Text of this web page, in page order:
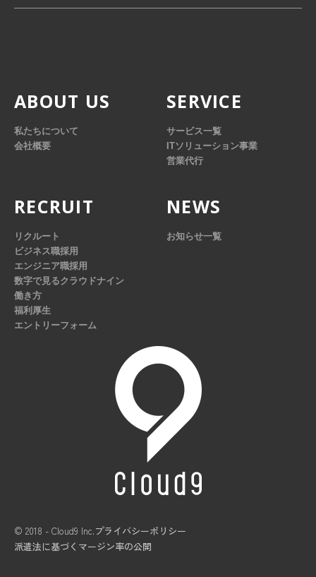
ABOUT US
私たちについて
会社概要
SERVICE
サービス一覧
ITソリューション事業
営業代行
RECRUIT
リクルート
ビジネス職採用
エンジニア職採用
数字で見るクラウドナイン
働き方
福利厚生
エントリーフォーム
NEWS
お知らせ一覧
© 2018 - Cloud9 Inc.プライバシーポリシー
派遣法に基づくマージン率の公開